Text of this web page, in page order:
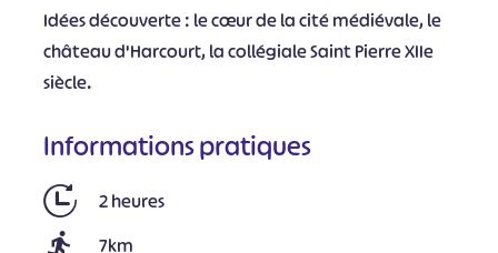
Idées découverte : le cœur de la cité médiévale, le
château d'Harcourt, la collégiale Saint Pierre XIIe
siècle.
Informations pratiques
2 heures
7km